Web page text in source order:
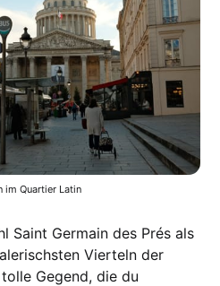
im Quartier Latin
Saint Germain des Prés als
Vierteln der
Gegend, die du